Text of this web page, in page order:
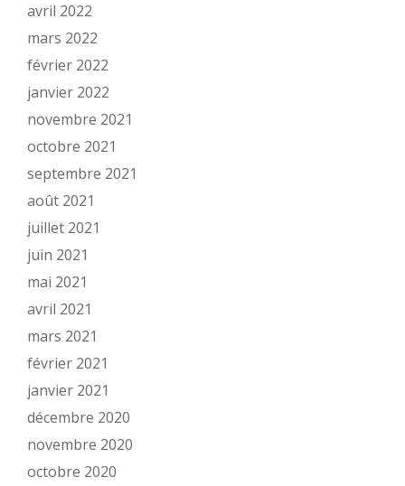
avril 2022
mars 2022
février 2022
janvier 2022
novembre 2021
octobre 2021
septembre 2021
août 2021
juillet 2021
juin 2021
mai 2021
avril 2021
mars 2021
février 2021
janvier 2021
décembre 2020
novembre 2020
octobre 2020